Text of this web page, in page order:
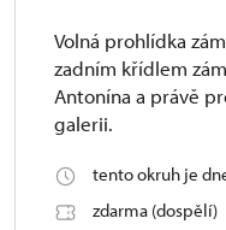
Volná prohlídka
zadním křídlem
Antonína a právě
galerii.
tento okruh je
zdarma (dospělí)